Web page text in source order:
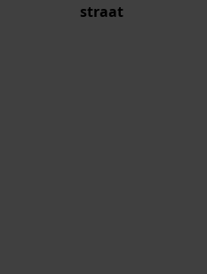
straat